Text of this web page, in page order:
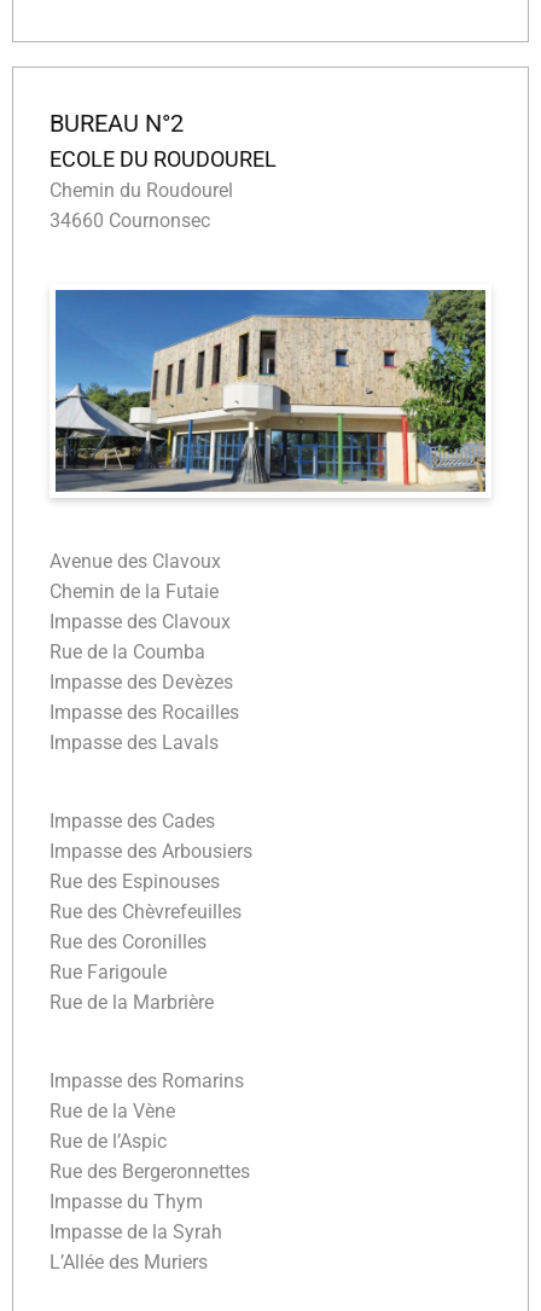
BUREAU N°2
ECOLE DU ROUDOUREL
Chemin du Roudourel
34660 Cournonsec
Avenue des Clavoux
Chemin de la Futaie
Impasse des Clavoux
Rue de la Coumba
Impasse des Devèzes
Impasse des Rocailles
Impasse des Lavals
Impasse des Cades
Impasse des Arbousiers
Rue des Espinouses
Rue des Chèvrefeuilles
Rue des Coronilles
Rue Farigoule
Rue de la Marbrière
Impasse des Romarins
Rue de la Vène
Rue de l’Aspic
Rue des Bergeronnettes
Impasse du Thym
Impasse de la Syrah
L’Allée des Muriers